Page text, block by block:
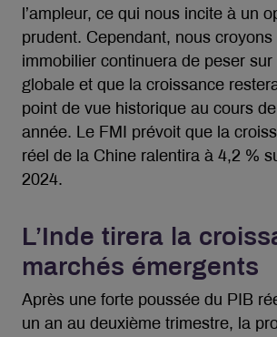
l’ampleur, ce qui nous incite à un
prudent. Cependant, nous
immobilier continuera de peser sur
globale et que la croissance
point de vue historique au cours
année. Le FMI prévoit que la
réel de la Chine ralentira à 4,2 %
2024.
L’Inde tirera la
marchés émergents
Après une forte poussée du PIB
un an au deuxième trimestre, la